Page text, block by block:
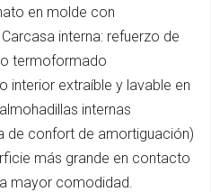
en molde con
interna: refuerzo de
termoformado
interior extraíble y lavable en
internas
de confort de amortiguación)
más grande en contacto
mayor comodidad.